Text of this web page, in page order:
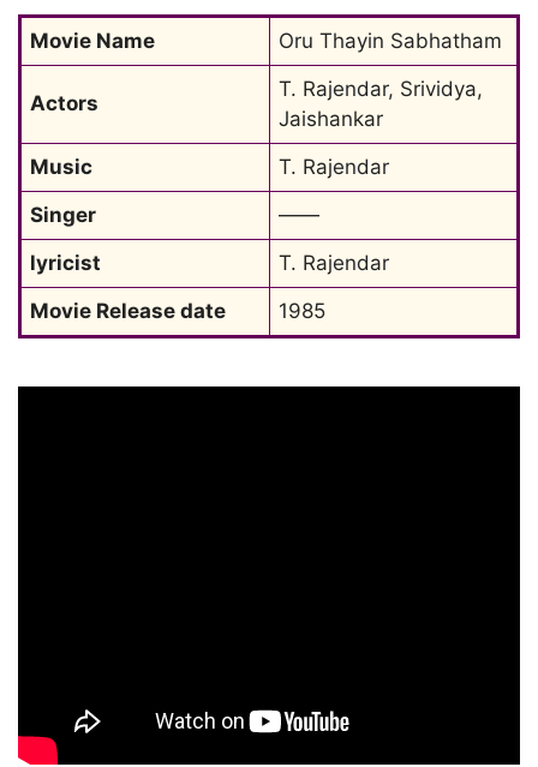
Movie Name Oru Thayin Sabhatham
Actors
T. Rajendar, Srividya,
Jaishankar
Music
T. Rajendar
Singer
——
lyricist
T. Rajendar
Movie Release date
1985